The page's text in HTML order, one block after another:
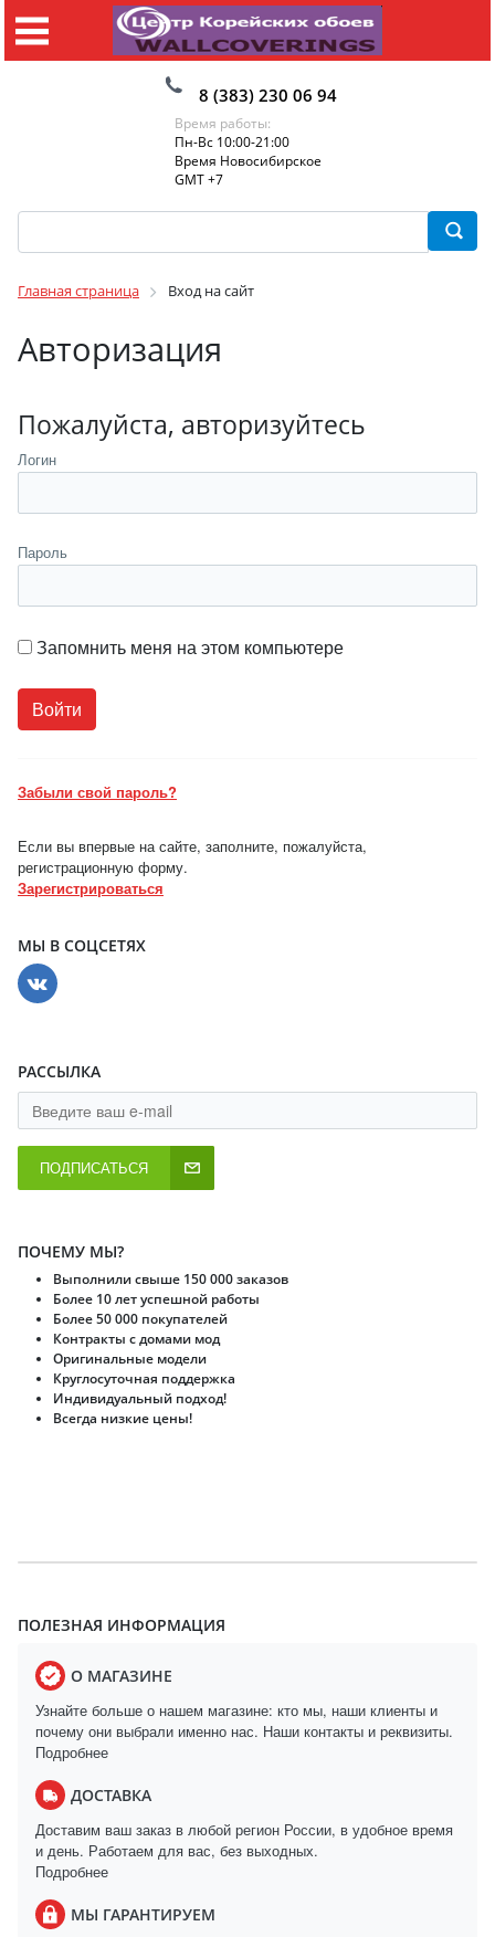
8 (383) 230 06 94
Время работы:
Пн-Вс 10:00-21:00
Время Новосибирское
GMT +7
Главная страница Вход на сайт
Авторизация
Пожалуйста, авторизуйтесь
Логин
Пароль
Запомнить меня на этом компьютере
Забыли свой пароль?
Если вы впервые на сайте, заполните, пожалуйста,
регистрационную форму.
Зарегистрироваться
МЫ В СОЦСЕТЯХ
РАССЫЛКА
ПОДПИСАТЬСЯ
ПОЧЕМУ МЫ?
Выполнили свыше 150 000 заказов
Более 10 лет успешной работы
Более 50 000 покупателей
Контракты с домами мод
Оригинальные модели
Круглосуточная поддержка
Индивидуальный подход!
Всегда низкие цены!
ПОЛЕЗНАЯ ИНФОРМАЦИЯ
О МАГАЗИНЕ
Узнайте больше о нашем магазине: кто мы, наши клиенты и
почему они выбрали именно нас. Наши контакты и реквизиты.
Подробнее
ДОСТАВКА
Доставим ваш заказ в любой регион России, в удобное время
и день. Работаем для вас, без выходных.
Подробнее
МЫ ГАРАНТИРУЕМ